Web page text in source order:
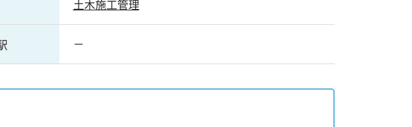
土木施工管理
－